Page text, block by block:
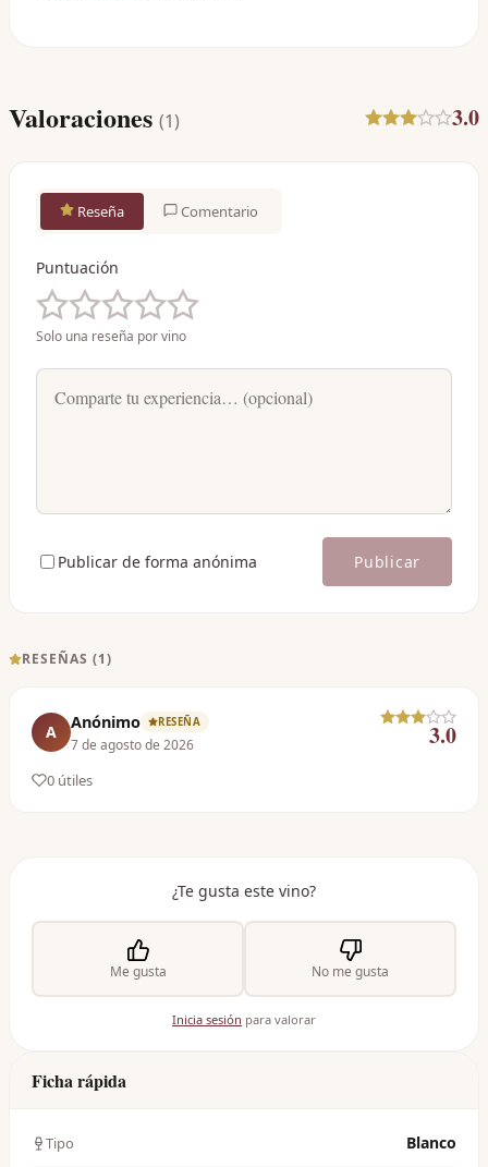
Valoraciones (1) 3.0
Reseña Comentario
Puntuación
Solo una reseña por vino
Publicar de forma anónima Publicar
RESEÑAS (1)
A Anónimo RESEÑA
7 de agosto de 2026 3.0
0 útiles
¿Te gusta este vino?
Me gusta No me gusta
Inicia sesión para valorar
Ficha rápida
Tipo Blanco